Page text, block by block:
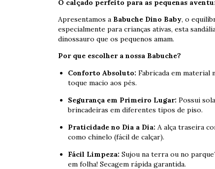
O calçado perfeito para as pequenas
Apresentamos a Babuche Dino Baby, o
especialmente para crianças ativas, esta
dinossauro que os pequenos amam.
Por que escolher a nossa Babuche?
Conforto Absoluto: Fabricada em material
toque macio aos pés.
Segurança em Primeiro Lugar: Possui
brincadeiras em diferentes tipos de piso.
Praticidade no Dia a Dia: A alça traseira
como chinelo (fácil de calçar).
Fácil Limpeza: Sujou na terra ou no
em folha! Secagem rápida garantida.